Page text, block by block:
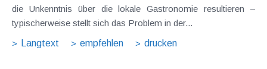
die Unkenntnis über die lokale Gastronomie resultieren –
typischerweise stellt sich das Problem in der...
Langtext
empfehlen drucken